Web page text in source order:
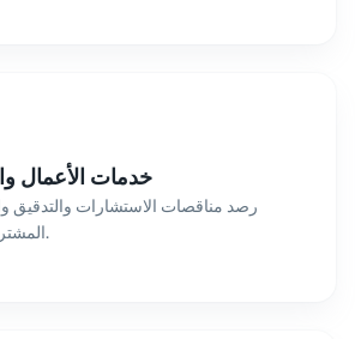
خدمات الأعمال
رصد مناقصات الاستشارات والتدقيق
المشترين في القطاع العام.